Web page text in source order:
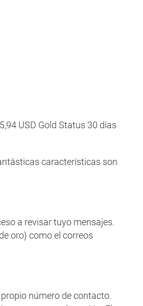
USD Gold Status 30 días
características son
a revisar tuyo mensajes.
oro} como el correos
número de contacto.